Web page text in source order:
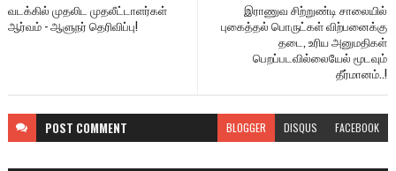
இராணுவ சிற்றுண்டி சாலையில்
புகைத்தல் பொருட்கள் விற்பனைக்கு
தடை, உரிய அனுமதிகள்
பெறப்படவில்லையேல் மூடவும்
தீர்மானம்..!
வடக்கில் முதலிட முதலீட்டாளர்கள்
ஆர்வம் - ஆளுநர் தெரிவிப்பு!
POST COMMENT BLOGGER DISQUS FACEBOOK